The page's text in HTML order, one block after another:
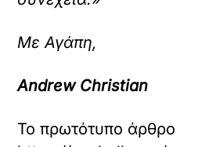
Με Αγάπη,
Andrew Christian
Το πρωτότυπο άρθρο